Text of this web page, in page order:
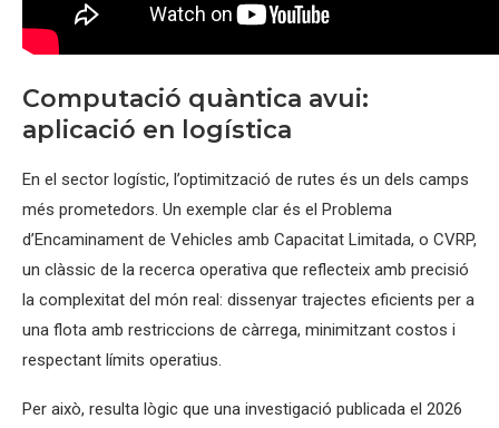
Computació quàntica avui:
aplicació en logística
En el sector logístic, l’optimització de rutes és un dels camps
més prometedors. Un exemple clar és el Problema
d’Encaminament de Vehicles amb Capacitat Limitada, o CVRP,
un clàssic de la recerca operativa que reflecteix amb precisió
la complexitat del món real: dissenyar trajectes eficients per a
una flota amb restriccions de càrrega, minimitzant costos i
respectant límits operatius.
Per això, resulta lògic que una investigació publicada el 2026